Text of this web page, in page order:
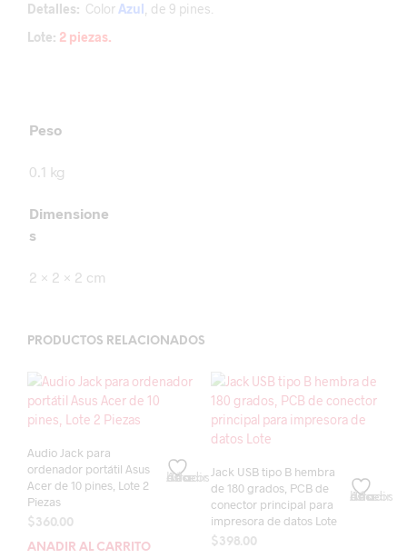
Detalles: Color Azul , de 9 pines.
Lote: 2 piezas.
Peso
0.1 kg
Dimensione
s
2 × 2 × 2 cm
PRODUCTOS RELACIONADOS
Añadir a la lista de deseos
Audio Jack para
ordenador portátil Asus
Acer de 10 pines, Lote 2
Piezas
$360.00
AÑADIR AL CARRITO
Añadir a la lista de deseos
Jack USB tipo B hembra
de 180 grados, PCB de
conector principal para
impresora de datos Lote
$398.00